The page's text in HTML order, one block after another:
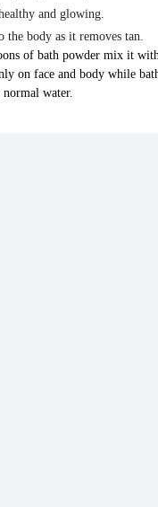
and glowing.
to
of bath powder mix it
on face and body while
water.